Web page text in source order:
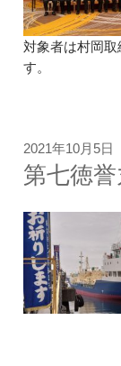
対象者は村岡
す。
2021年10月5日
第七徳